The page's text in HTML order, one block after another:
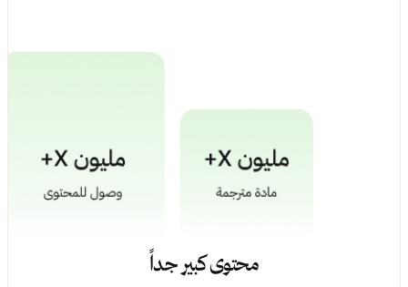
محتوى كبير جداً